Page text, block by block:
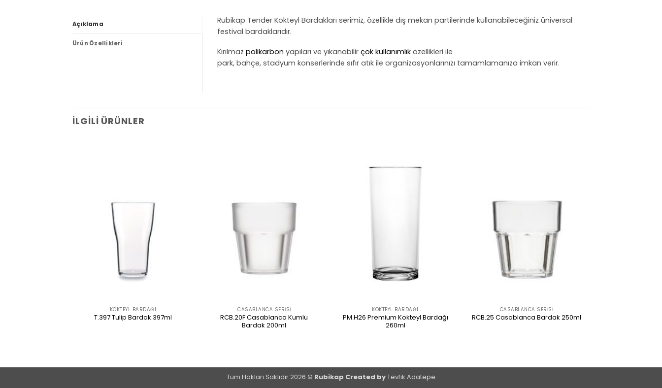
Açıklama
Ürün Özellikleri
Rubikap Tender Kokteyl Bardakları serimiz, özellikle dış mekan partilerinde kullanabileceğiniz üniversal
festival bardaklarıdır.
Kırılmaz polikarbon yapıları ve yıkanabilir çok kullanımlıközellikleri ile
park, bahçe, stadyum konserlerinde sıfır atık ile organizasyonlarınızı tamamlamanıza imkan verir.
İLGILI ÜRÜNLER
KOKTEYL BARDAĞI
T.397 Tulip Bardak 397ml
CASABLANCA SERISI
RCB.20F Casablanca Kumlu
Bardak 200ml
KOKTEYL BARDAĞI
PM.H26 Premium Kokteyl Bardağı
260ml
CASABLANCA SERISI
RCB.25 Casablanca Bardak 250ml
Tüm Hakları Saklıdır 2026 © Rubikap Created byTevfik Adatepe